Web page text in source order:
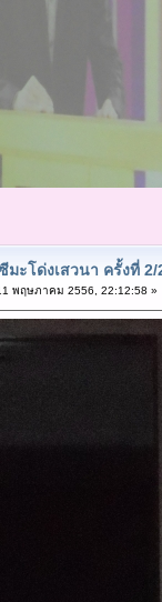
มะโด่งเสวนา ครั้งที่
พฤษภาคม 2556, 22:12:58 »